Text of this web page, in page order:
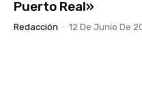
Puerto Real»
Redacción - 12 De Junio De